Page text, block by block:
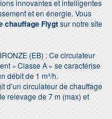
innovantes et intelligentes
et en énergie. Vous
chauffage Flygtsur notre site
(EB) : Ce circulateur
« Classe A » se caractérise
débit de 1 m³/h.
d’un circulateur de chauffage
relevage de 7 m (max) et